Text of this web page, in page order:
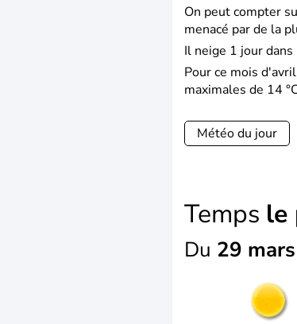
On peut compter
menacé par de la
Il neige 1 jour dans
Pour ce mois
maximales de 14
Météo du jour
Temps le
Du 29 mars